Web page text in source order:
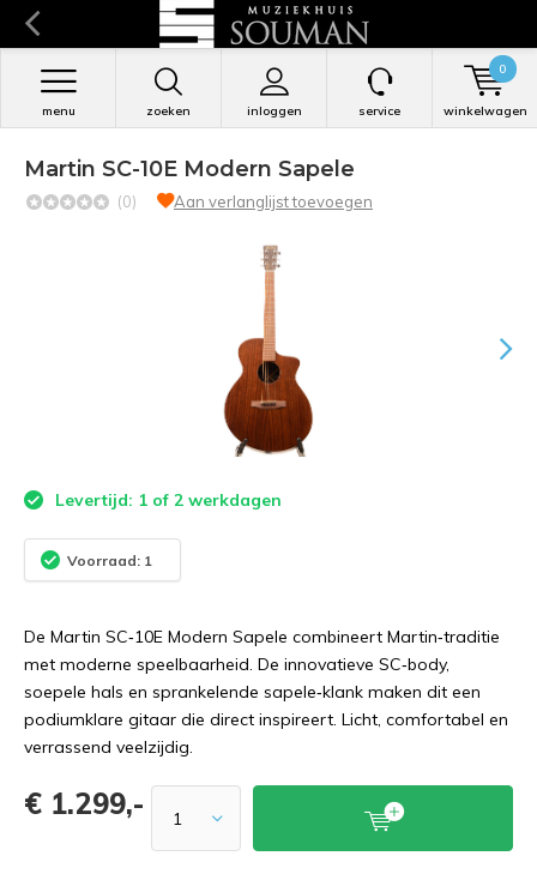
zoeken inloggen
menu service winkelwagen
0
Martin SC-10E Modern Sapele
(0) Aan verlanglijst toevoegen
Levertijd: 1 of 2 werkdagen
Voorraad: 1
De Martin SC‑10E Modern Sapele combineert Martin‑traditie
met moderne speelbaarheid. De innovatieve SC‑body,
soepele hals en sprankelende sapele‑klank maken dit een
podiumklare gitaar die direct inspireert. Licht, comfortabel en
verrassend veelzijdig.
€ 1.299,-